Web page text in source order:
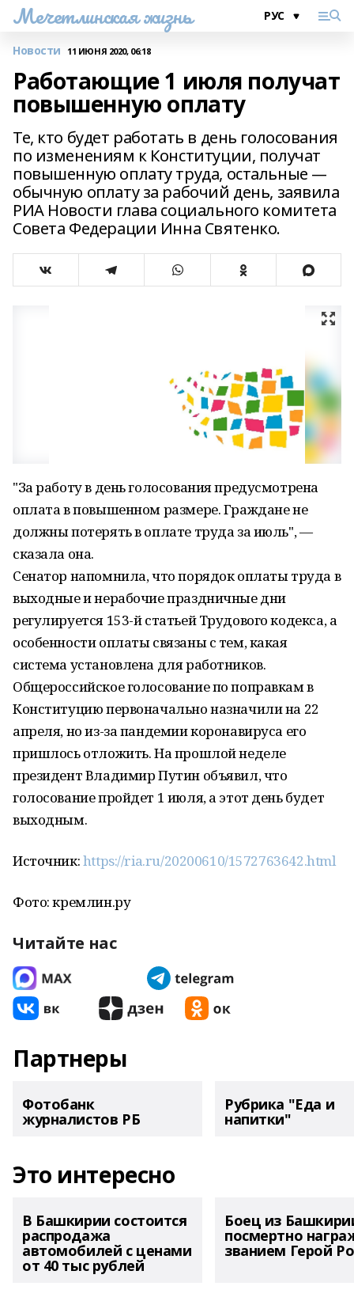
Мечетлинская жизнь
Новости 11 ИЮНЯ 2020, 06:18
Работающие 1 июля получат
повышенную оплату
Те, кто будет работать в день голосования
по изменениям к Конституции, получат
повышенную оплату труда, остальные —
обычную оплату за рабочий день, заявила
РИА Новости глава социального комитета
Совета Федерации Инна Святенко.
"За работу в день голосования предусмотрена
оплата в повышенном размере. Граждане не
должны потерять в оплате труда за июль", —
сказала она.
Сенатор напомнила, что порядок оплаты труда в
выходные и нерабочие праздничные дни
регулируется 153-й статьей Трудового кодекса, а
особенности оплаты связаны с тем, какая
система установлена для работников.
Общероссийское голосование по поправкам в
Конституцию первоначально назначили на 22
апреля, но из-за пандемии коронавируса его
пришлось отложить. На прошлой неделе
президент Владимир Путин объявил, что
голосование пройдет 1 июля, а этот день будет
выходным.
Источник:https://ria.ru/20200610/1572763642.html
Фото: кремлин.ру
Читайте нас
Партнеры
Фотобанк
журналистов РБ
Рубрика "Еда и
напитки"
Это интересно
В Башкирии состоится
распродажа
автомобилей с ценами
от 40 тыс рублей
Боец из
посмертно
званием Герой